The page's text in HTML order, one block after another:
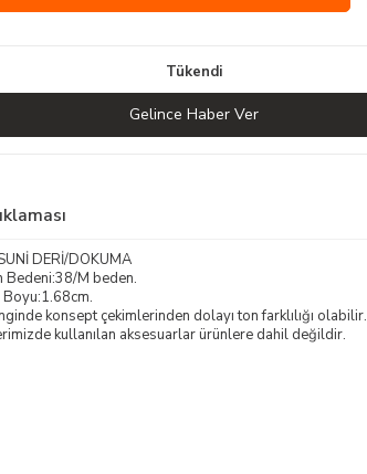
Tükendi
Gelince Haber Ver
DERİ/DOKUMA
Bedeni:38/M beden.
Boyu:1.68cm.
konsept çekimlerinden dolayı ton farklılığı olabilir.
kullanılan aksesuarlar ürünlere dahil değildir.